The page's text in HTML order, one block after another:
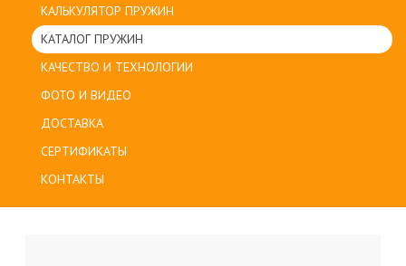
КАЛЬКУЛЯТОР ПРУЖИН
КАТАЛОГ ПРУЖИН
КАЧЕСТВО И ТЕХНОЛОГИИ
ФОТО И ВИДЕО
ДОСТАВКА
СЕРТИФИКАТЫ
КОНТАКТЫ